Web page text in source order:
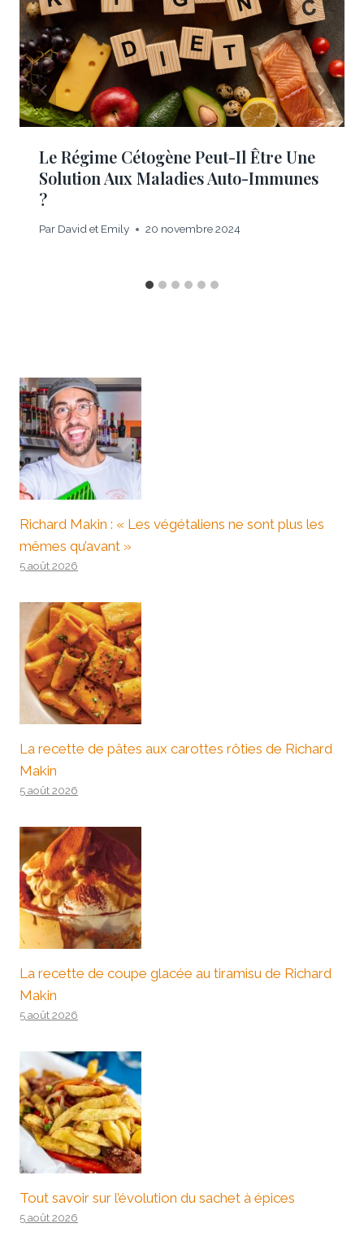
Le Régime Cétogène Peut-Il Être Une
Solution Aux Maladies Auto-Immunes
?
Par David et Emily 20 novembre 2024
Richard Makin : « Les végétaliens ne sont plus les
mêmes qu’avant »
5 août 2026
La recette de pâtes aux carottes rôties de Richard
Makin
5 août 2026
La recette de coupe glacée au tiramisu de Richard
Makin
5 août 2026
Tout savoir sur l’évolution du sachet à épices
5 août 2026